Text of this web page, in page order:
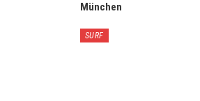
München
SURF